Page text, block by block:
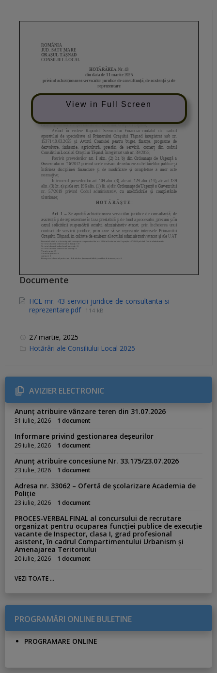
View in Full Screen
Documente
HCL-mr.-43-servicii-juridice-de-consultanta-si-
reprezentare.pdf 114 kB
27 martie, 2025
C
r
i
e
s
Hotărâri ale Consiliului Local 2025
AVIZIER ELECTRONIC
Anunț atribuire vânzare teren din 31.07.2026
31 iulie, 2026 1 document
Informare privind gestionarea deșeurilor
29 iulie, 2026 1 document
Anunț atribuire concesiune Nr. 33.175/23.07.2026
23 iulie, 2026 1 document
Adresa nr. 33062 – Ofertă de școlarizare Academia de
Poliție
23 iulie, 2026 1 document
PROCES-VERBAL FINAL al concursului de recrutare
organizat pentru ocuparea funcției publice de execuție
vacante de Inspector, clasa I, grad profesional
asistent, în cadrul Compartimentului Urbanism și
Amenajarea Teritoriului
20 iulie, 2026 1 document
VEZI TOATE ...
PROGRAMĂRI ONLINE BULETINE
PROGRAMARE ONLINE